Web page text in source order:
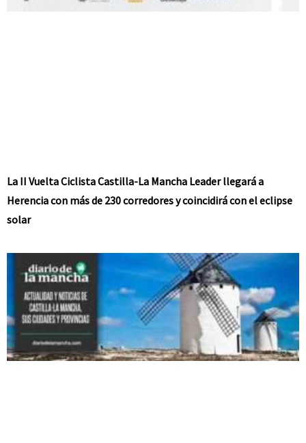
La II Vuelta Ciclista Castilla-La Mancha Leader llegará a
Herencia con más de 230 corredores y coincidirá con el eclipse
solar